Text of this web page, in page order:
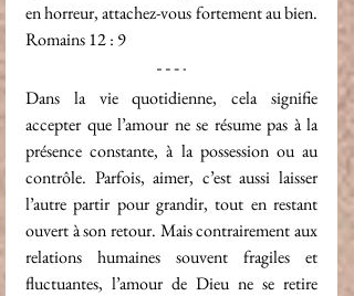
en horreur, attachez-vous fortement au bien.
Romains 12 : 9
Dans la vie quotidienne, cela signifie
accepter que l’amour ne se résume pas à la
présence constante, à la possession ou au
contrôle. Parfois, aimer, c’est aussi laisser
l’autre partir pour grandir, tout en restant
ouvert à son retour. Mais contrairement aux
relations humaines souvent fragiles et
fluctuantes, l’amour de Dieu ne se retire